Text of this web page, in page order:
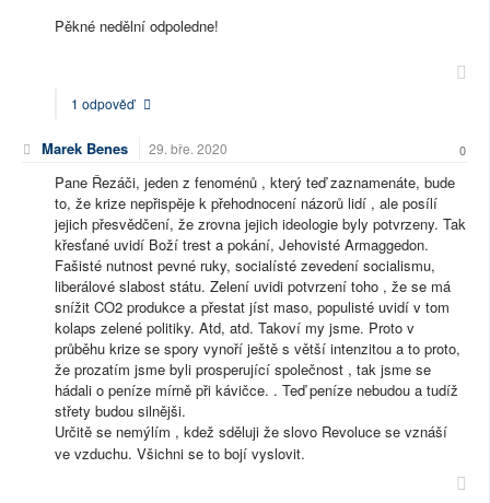
Pěkné nedělní odpoledne!
1 odpověď
Marek Benes 29. bře. 2020 0
Pane Řezáči, jeden z fenoménů , který teď zaznamenáte, bude
to, že krize nepřispěje k přehodnocení názorů lidí , ale posílí
jejich přesvědčení, že zrovna jejich ideologie byly potvrzeny. Tak
křesťané uvidí Boží trest a pokání, Jehovisté Armaggedon.
Fašisté nutnost pevné ruky, socialísté zevedení socialismu,
liberálové slabost státu. Zelení uvidi potvrzení toho , že se má
snížit CO2 produkce a přestat jíst maso, populisté uvidí v tom
kolaps zelené politiky. Atd, atd. Takoví my jsme. Proto v
průběhu krize se spory vynoří ještě s větší intenzitou a to proto,
že prozatím jsme byli prosperující společnost , tak jsme se
hádali o peníze mírně při kávičce. . Teď peníze nebudou a tudíž
střety budou silnějši.
Určitě se nemýlím , kdež sděluji že slovo Revoluce se vznáší
ve vzduchu. Všichni se to bojí vyslovit.